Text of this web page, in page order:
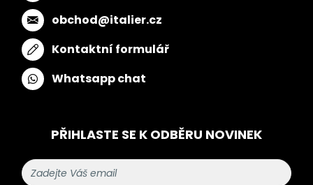
obchod@italier.cz
Kontaktní formulář
Whatsapp chat
PŘIHLASTE SE K ODBĚRU NOVINEK